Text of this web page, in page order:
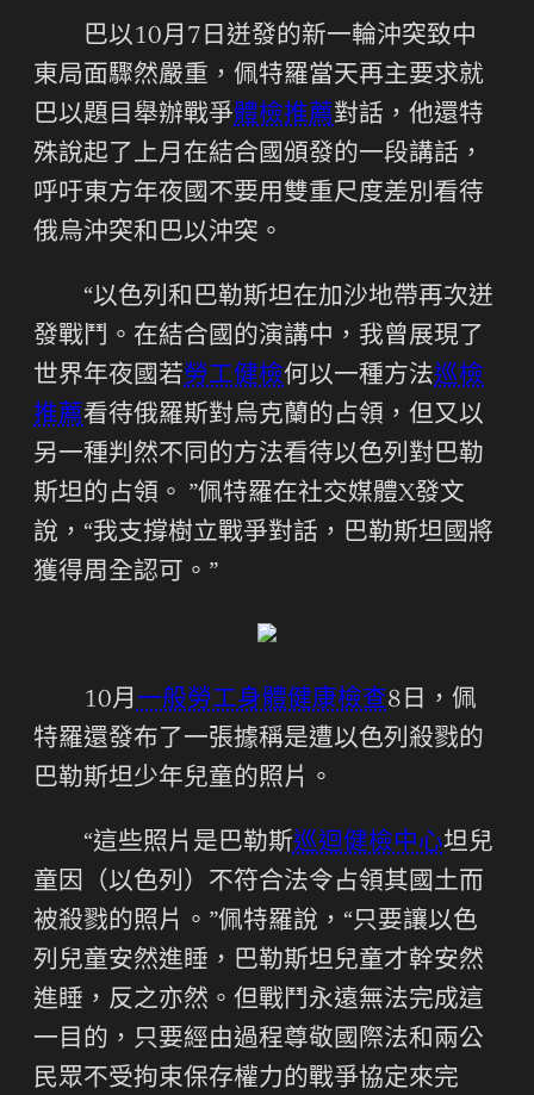
巴以10月7日迸發的新一輪沖突致中
東局面驟然嚴重，佩特羅當天再主要求就
巴以題目舉辦戰爭體檢推薦對話，他還特
殊說起了上月在結合國頒發的一段講話，
呼吁東方年夜國不要用雙重尺度差別看待
俄烏沖突和巴以沖突。
“以色列和巴勒斯坦在加沙地帶再次迸
發戰鬥。在結合國的演講中，我曾展現了
世界年夜國若勞工健檢何以一種方法巡檢
推薦看待俄羅斯對烏克蘭的占領，但又以
另一種判然不同的方法看待以色列對巴勒
斯坦的占領。 ”佩特羅在社交媒體X發文
說，“我支撐樹立戰爭對話，巴勒斯坦國將
獲得周全認可。”
10月 一般勞工身體健康檢查8日，佩
特羅還發布了一張據稱是遭以色列殺戮的
巴勒斯坦少年兒童的照片。
“這些照片是巴勒斯巡迴健檢中心坦兒
童因（以色列）不符合法令占領其國土而
被殺戮的照片。”佩特羅說，“只要讓以色
列兒童安然進睡，巴勒斯坦兒童才幹安然
進睡，反之亦然。但戰鬥永遠無法完成這
一目的，只要經由過程尊敬國際法和兩公
民眾不受拘束保存權力的戰爭協定來完